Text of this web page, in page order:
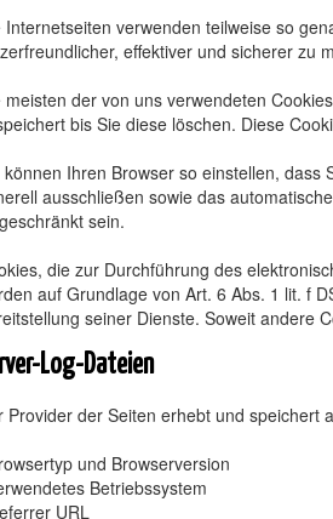
Internetseiten verwenden teilweise so
effektiver und sicherer zu
meisten der von uns verwendeten
bis Sie diese löschen. Diese
können Ihren Browser so einstellen,
ausschließen sowie das
sein.
die zur Durchführung des
auf Grundlage von Art. 6 Abs. 1 lit. f
seiner Dienste. Soweit andere
Log-Dateien
Provider der Seiten erhebt und speichert
und Browserversion
Betriebssystem
URL